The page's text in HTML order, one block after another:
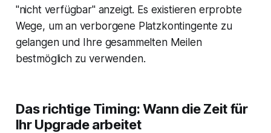
"nicht verfügbar" anzeigt. Es existieren erprobte
Wege, um an verborgene Platzkontingente zu
gelangen und Ihre gesammelten Meilen
bestmöglich zu verwenden.
Das richtige Timing: Wann die Zeit für
Ihr Upgrade arbeitet